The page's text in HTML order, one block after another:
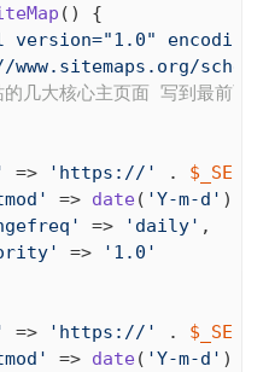
( ) {
version="1.0"
几大核心主页面 写到最前面
=> 'https://' .
=> date( 'Y-m-d' ),
=> 'daily' ,
=>
'1.0'
=> 'https://' .
=> date( 'Y-m-d' ),